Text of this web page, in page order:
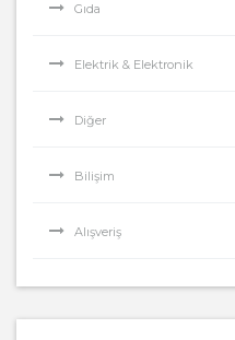
Gıda
Elektrik & Elektronik
Diğer
Bilişim
Alışveriş